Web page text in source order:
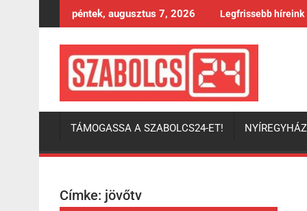
to
péntek, augusztus 7, 2026 Legfrissebb híreink
TÁMOGASSA A SZABOLCS24-ET!
Címke: jövőtv